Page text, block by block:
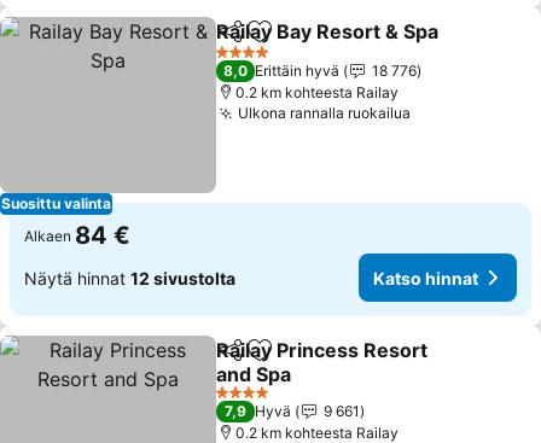
Suosittu valinta
Jaa Lisää suosikkeihin
Railay Bay Resort & Spa
4 Tähtiluokitus
8,0 Erittäin hyvä
18 776
0.2 km kohteesta Railay
Ulkona rannalla ruokailua
Alkaen 84 €
Näytä hinnat 12 sivustolta Katso hinnat
Jaa Lisää suosikkeihin
Railay Princess Resort
and Spa
4 Tähtiluokitus
7,9 Hyvä
9 661
0.2 km kohteesta Railay